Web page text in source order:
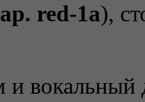
red-1a),